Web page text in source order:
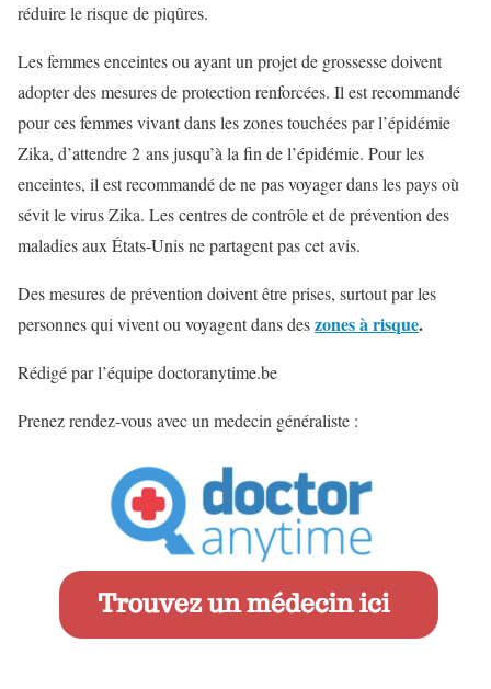
réduire le risque de piqûres.
Les femmes enceintes ou ayant un projet de grossesse doivent
adopter des mesures de protection renforcées. Il est recommandé
pour ces femmes vivant dans les zones touchées par l’épidémie
Zika, d’attendre 2 ans jusqu’à la fin de l’épidémie. Pour les
enceintes, il est recommandé de ne pas voyager dans les pays où
sévit le virus Zika. Les centres de contrôle et de prévention des
maladies aux États-Unis ne partagent pas cet avis.
Des mesures de prévention doivent être prises, surtout par les
personnes qui vivent ou voyagent dans deszones à risque.
Rédigé par l’équipe doctoranytime.be
Prenez rendez-vous avec un medecin généraliste :